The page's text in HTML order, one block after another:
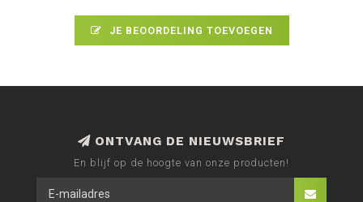
JE BEOORDELING TOEVOEGEN
ONTVANG DE NIEUWSBRIEF
En blijf op de hoogte van onze producten!